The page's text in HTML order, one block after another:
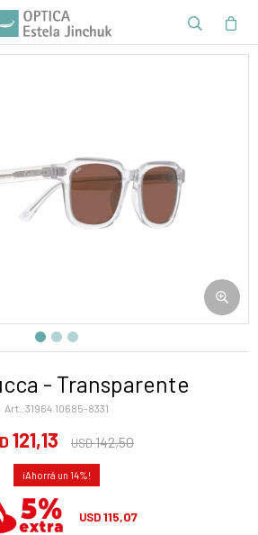
- Transparente
31964.10685-8331
121,13 USD142,50
14
USD115,07